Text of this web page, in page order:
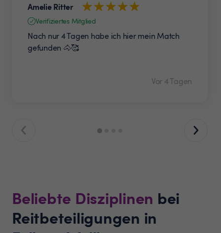
Amelie Ritter
Verifiziertes Mitglied
Nach nur 4 Tagen habe ich hier mein Match
gefunden 🐴🥰
Vor 4 Tagen
Beliebte Disziplinen bei
Reitbeteiligungen in